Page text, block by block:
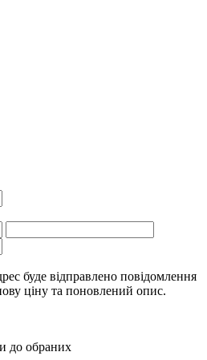
буде відправлено повідомлення
ціну та поновлений опис.
до обраних